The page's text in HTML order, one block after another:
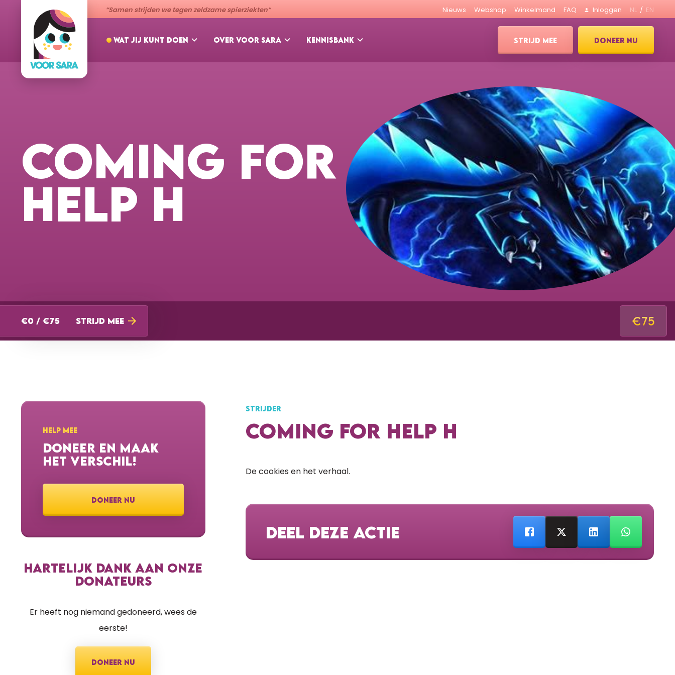
“Samen strijden we tegen zeldzame spierziekten” Nieuws Webshop Winkelmand FAQ Inloggen NL EN
WAT JIJ KUNT DOEN OVER VOOR SARA KENNISBANK STRIJD MEE DONEER NU
COMING FOR
HELP H
€0 / €75 STRIJD MEE €75
STRIJDER
COMING FOR HELP H
De cookies en het verhaal.
DEEL DEZE ACTIE
HELP MEE
DONEER EN MAAK
HET VERSCHIL!
DONEER NU
HARTELIJK DANK AAN ONZE
DONATEURS
Er heeft nog niemand gedoneerd, wees de
eerste!
DONEER NU